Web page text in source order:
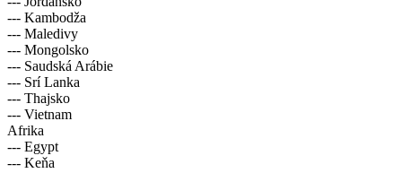
--- Kambodža
--- Maledivy
--- Mongolsko
--- Saudská Arábie
--- Srí Lanka
--- Thajsko
--- Vietnam
Afrika
--- Egypt
--- Keňa